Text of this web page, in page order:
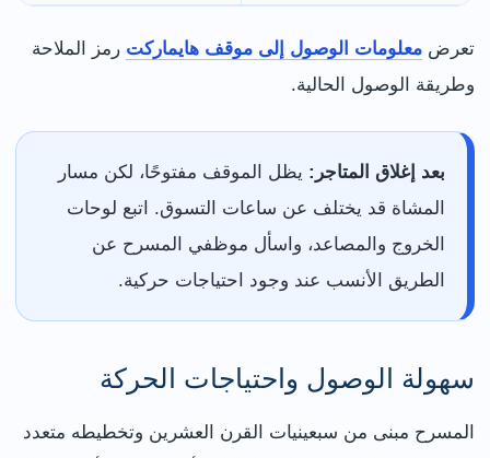
تعرض معلومات الوصول إلى موقف هايماركت رمز الملاحة
وطريقة الوصول الحالية.
بعد إغلاق المتاجر: يظل الموقف مفتوحًا، لكن مسار
المشاة قد يختلف عن ساعات التسوق. اتبع لوحات
الخروج والمصاعد، واسأل موظفي المسرح عن
الطريق الأنسب عند وجود احتياجات حركية.
سهولة الوصول واحتياجات الحركة
المسرح مبنى من سبعينيات القرن العشرين وتخطيطه متعدد